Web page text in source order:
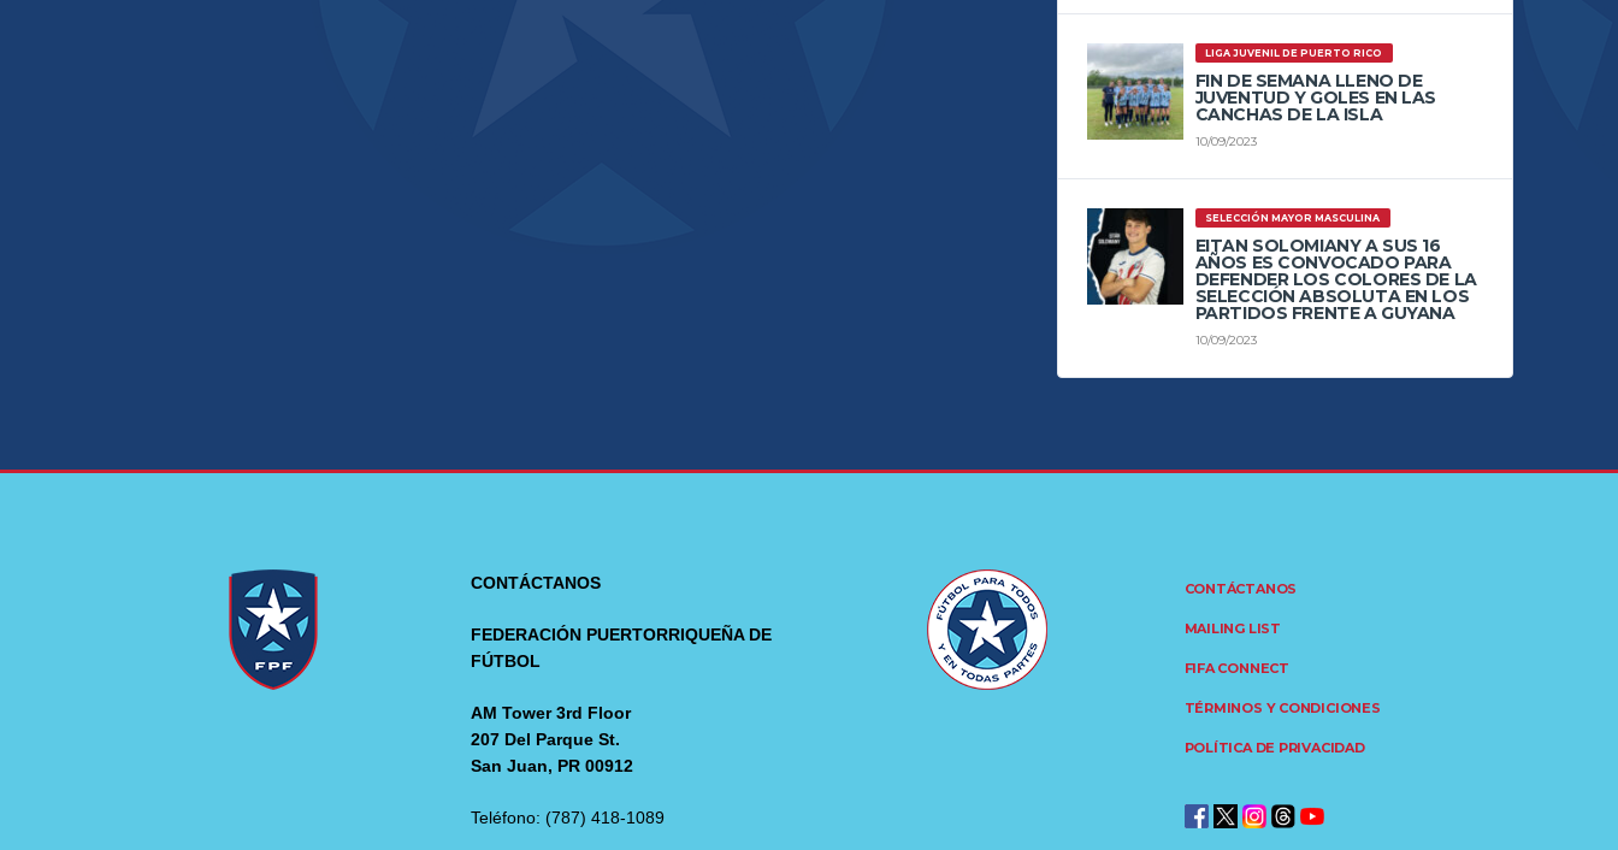
LIGA JUVENIL DE PUERTO RICO
FIN DE SEMANA LLENO DE
JUVENTUD Y GOLES EN LAS
CANCHAS DE LA ISLA
10/09/2023
SELECCIÓN MAYOR MASCULINA
EITAN SOLOMIANY A SUS 16
AÑOS ES CONVOCADO PARA
DEFENDER LOS COLORES DE LA
SELECCIÓN ABSOLUTA EN LOS
PARTIDOS FRENTE A GUYANA
10/09/2023
CONTÁCTANOS
FEDERACIÓN PUERTORRIQUEÑA DE
FÚTBOL
AM Tower 3rd Floor
207 Del Parque St.
San Juan, PR 00912
Teléfono: (787) 418-1089
CONTÁCTANOS
MAILING LIST
FIFA CONNECT
TÉRMINOS Y CONDICIONES
POLÍTICA DE PRIVACIDAD